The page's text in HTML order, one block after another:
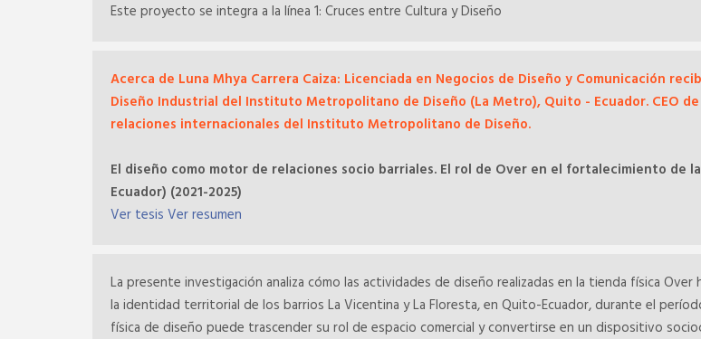
Este proyecto se integra a la línea 1: Cruces entre Cultura y Diseño
Acerca de Luna Mhya Carrera Caiza: Licenciada en Negocios de Diseño y Comunicación
Diseño Industrial del Instituto Metropolitano de Diseño (La Metro), Quito - Ecuador. CEO
relaciones internacionales del Instituto Metropolitano de Diseño.
El diseño como motor de relaciones socio barriales. El rol de Over en el fortalecimiento
Ecuador) (2021-2025)
Ver tesis Ver resumen
La presente investigación analiza cómo las actividades de diseño realizadas en la tienda física
la identidad territorial de los barrios La Vicentina y La Floresta, en Quito-Ecuador, durante el
física de diseño puede trascender su rol de espacio comercial y convertirse en un dispositivo